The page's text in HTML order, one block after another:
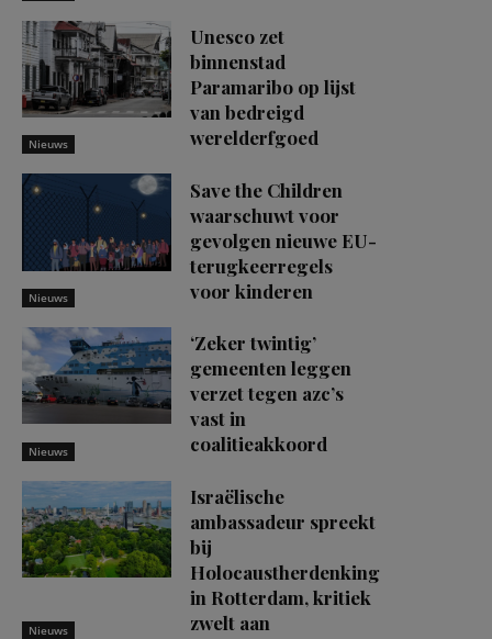
Nieuws
Unesco zet
binnenstad
Paramaribo op lijst
van bedreigd
werelderfgoed
Nieuws
Save the Children
waarschuwt voor
gevolgen nieuwe EU-
terugkeerregels
voor kinderen
Nieuws
‘Zeker twintig’
gemeenten leggen
verzet tegen azc’s
vast in
coalitieakkoord
Nieuws
Israëlische
ambassadeur spreekt
bij
Holocaustherdenking
in Rotterdam, kritiek
zwelt aan